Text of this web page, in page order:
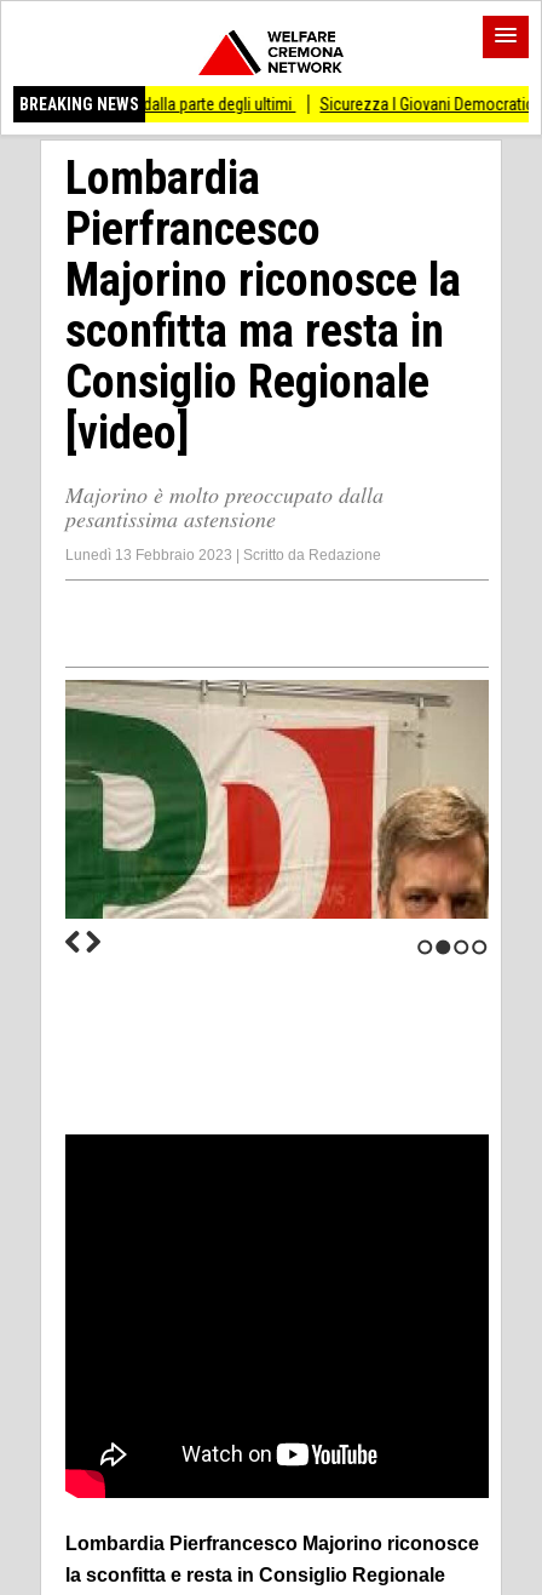
BREAKING NEWS
dalla parte degli ultimi Sicurezza I Giovani Democratici ribattono ai
Lombardia
Pierfrancesco
Majorino riconosce la
sconfitta ma resta in
Consiglio Regionale
[video]
Majorino è molto preoccupato dalla
pesantissima astensione
Lunedì 13 Febbraio 2023 Scritto da Redazione
Lombardia Pierfrancesco Majorino riconosce
la sconfitta e resta in Consiglio Regionale